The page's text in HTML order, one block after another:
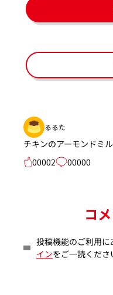
るるた
チキンのアーモンドミ
00002
00000
コ
投稿機能のご利用に
インをご一読くださ